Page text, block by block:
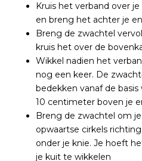
Kruis het verband over
en breng het achter je
Breng de zwachtel
kruis het over de
Wikkel nadien het
nog een keer. De
bedekken vanaf de
10 centimeter boven je
Breng de zwachtel om
opwaartse cirkels
onder je knie. Je hoeft
je kuit te wikkelen